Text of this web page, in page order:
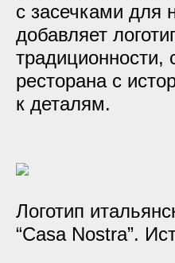
с засечками для
добавляет
традиционности,
ресторана с
к деталям.
Логотип
“Casa Nostra”.